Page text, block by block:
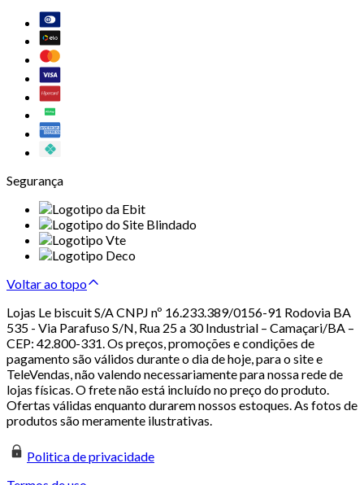
Segurança
Voltar ao topo
Lojas Le biscuit S/A CNPJ nº 16.233.389/0156-91 Rodovia BA
535 - Via Parafuso S/N, Rua 25 a 30 Industrial – Camaçari/BA –
CEP: 42.800-331. Os preços, promoções e condições de
pagamento são válidos durante o dia de hoje, para o site e
TeleVendas, não valendo necessariamente para nossa rede de
lojas físicas. O frete não está incluído no preço do produto.
Ofertas válidas enquanto durarem nossos estoques. As fotos de
produtos são meramente ilustrativas.
Politica de privacidade